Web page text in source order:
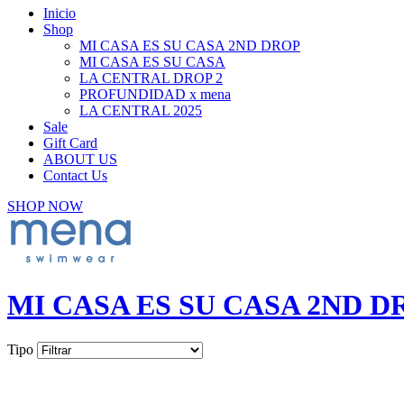
Inicio
Shop
MI CASA ES SU CASA 2ND DROP
MI CASA ES SU CASA
LA CENTRAL DROP 2
PROFUNDIDAD x mena
LA CENTRAL 2025
Sale
Gift Card
ABOUT US
Contact Us
SHOP NOW
MI CASA ES SU CASA 2ND
Tipo